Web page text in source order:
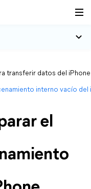
transferir datos del iPhone
interno vacío del
el